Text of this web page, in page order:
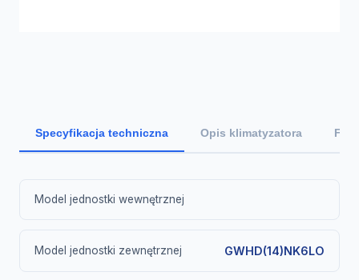
Specyfikacja techniczna Opis klimatyzatora
Model jednostki wewnętrznej
Model jednostki zewnętrznej GWHD(14)NK6LO